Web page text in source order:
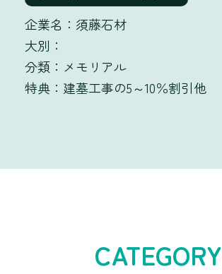
須藤石材
メモリアル
建墓工事の5～10％割引他
CATEGORY